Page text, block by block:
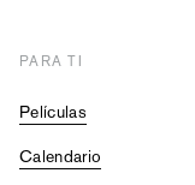
PARA TI
Películas
Calendario